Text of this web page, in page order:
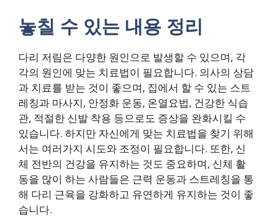
놓칠 수 있는 내용 정리
다리 저림은 다양한 원인으로 발생할 수 있으며, 각
각의 원인에 맞는 치료법이 필요합니다. 의사의 상담
과 치료를 받는 것이 좋으며, 집에서 할 수 있는 스트
레칭과 마사지, 안정화 운동, 온열요법, 건강한 식습
관, 적절한 신발 착용 등으로도 증상을 완화시킬 수
있습니다. 하지만 자신에게 맞는 치료법을 찾기 위해
서는 여러가지 시도와 조정이 필요합니다. 또한, 신
체 전반의 건강을 유지하는 것도 중요하며, 신체 활
동을 많이 하는 사람들은 근력 운동과 스트레칭을 통
해 다리 근육을 강화하고 유연하게 유지하는 것이 좋
습니다.